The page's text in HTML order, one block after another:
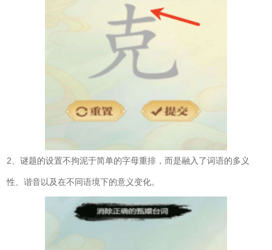
2、谜题的设置不拘泥于简单的字母重排，而是融入了词语的多义
性、谐音以及在不同语境下的意义变化。